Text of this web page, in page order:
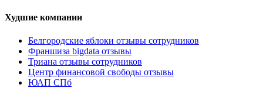
Худшие компании
Белгородские яблоки отзывы сотрудников
Франшиза bigdata отзывы
Триана отзывы сотрудников
Центр финансовой свободы отзывы
ЮАП СПб